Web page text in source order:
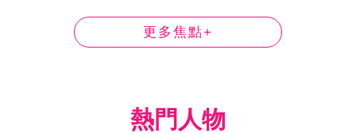
更多焦點+
熱門人物